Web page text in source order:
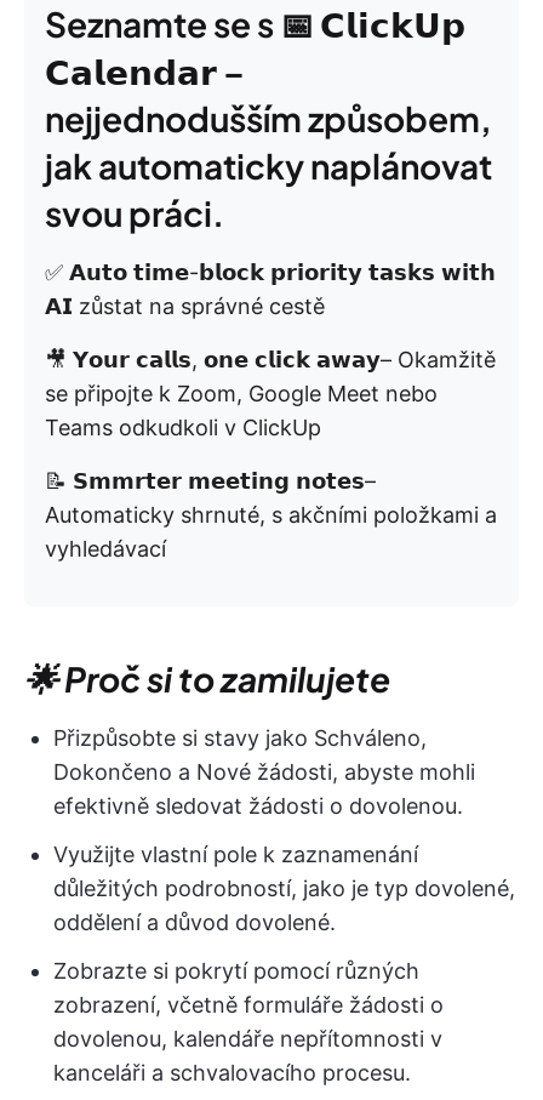
Seznamte se s 📅 𝗖𝗹𝗶𝗰𝗸𝗨𝗽
𝗖𝗮𝗹𝗲𝗻𝗱𝗮𝗿 –
nejjednodušším způsobem,
jak automaticky naplánovat
svou práci.
✅ 𝗔𝘂𝘁𝗼 𝘁𝗶𝗺𝗲-𝗯𝗹𝗼𝗰𝗸 𝗽𝗿𝗶𝗼𝗿𝗶𝘁𝘆 𝘁𝗮𝘀𝗸𝘀 𝘄𝗶𝘁𝗵
𝗔𝗜 zůstat na správné cestě
🎥 𝗬𝗼𝘂𝗿 𝗰𝗮𝗹𝗹𝘀, 𝗼𝗻𝗲 𝗰𝗹𝗶𝗰𝗸 𝗮𝘄𝗮𝘆– Okamžitě
se připojte k Zoom, Google Meet nebo
Teams odkudkoli v ClickUp
📝 𝗦𝗺𝗺𝗿𝘁𝗲𝗿 𝗺𝗲𝗲𝘁𝗶𝗻𝗴 𝗻𝗼𝘁𝗲𝘀–
Automaticky shrnuté, s akčními položkami a
vyhledávací
🌟 Proč si to zamilujete
Přizpůsobte si stavy jako Schváleno,
Dokončeno a Nové žádosti, abyste mohli
efektivně sledovat žádosti o dovolenou.
Využijte vlastní pole k zaznamenání
důležitých podrobností, jako je typ dovolené,
oddělení a důvod dovolené.
Zobrazte si pokrytí pomocí různých
zobrazení, včetně formuláře žádosti o
dovolenou, kalendáře nepřítomnosti v
kanceláři a schvalovacího procesu.